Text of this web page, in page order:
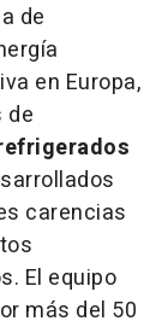
de
en Europa,
de
carencias
El equipo
más del 50